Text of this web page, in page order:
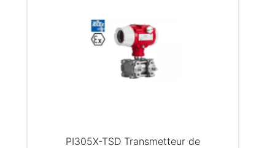
PI305X-TSD Transmetteur de